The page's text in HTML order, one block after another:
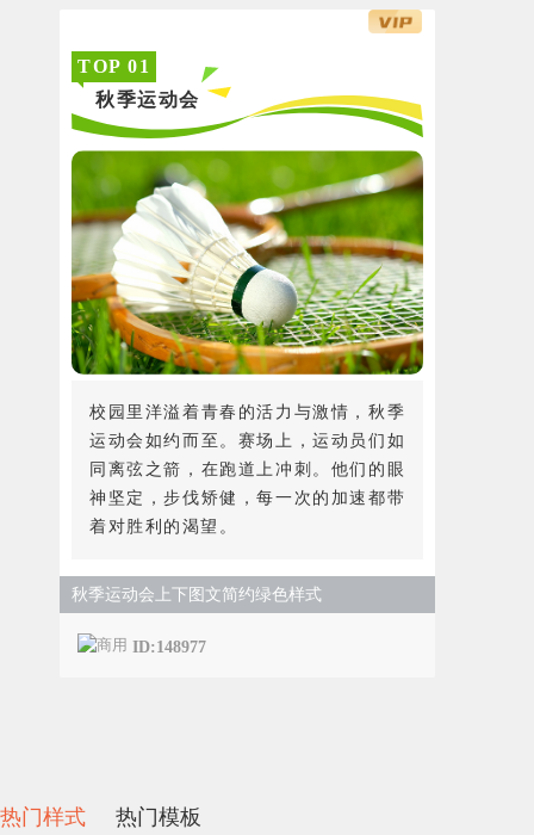
TOP 01
秋季运动会
校园里洋溢着青春的活力与激情，秋季
运动会如约而至。赛场上，运动员们如
同离弦之箭，在跑道上冲刺。他们的眼
神坚定，步伐矫健，每一次的加速都带
着对胜利的渴望。
秋季运动会上下图文简约绿色样式
ID:148977
热门样式 热门模板